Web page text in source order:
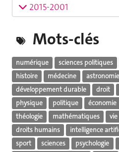
2015-2001
Mots-clés
numérique sciences politiques
histoire
médecine
astronomie
développement durable
droit
physique
politique économie
théologie
mathématiques
droits humains
intelligence
sport
sciences psychologie